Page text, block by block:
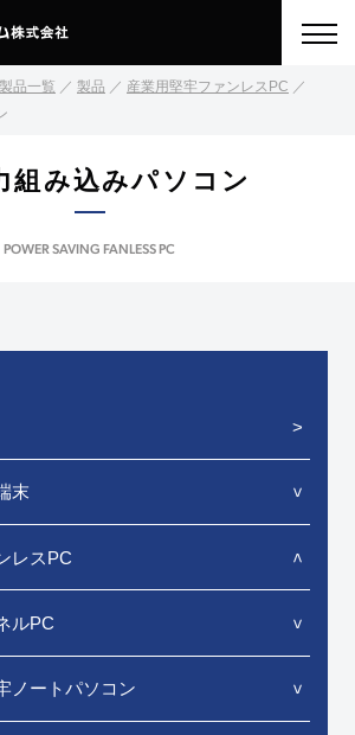
製品一覧 ／ 製品 ／ 産業用堅牢ファンレスPC ／
組み込みパソコン
POWER SAVING FANLESS PC
末
レスPC
ルPC
ノートパソコン